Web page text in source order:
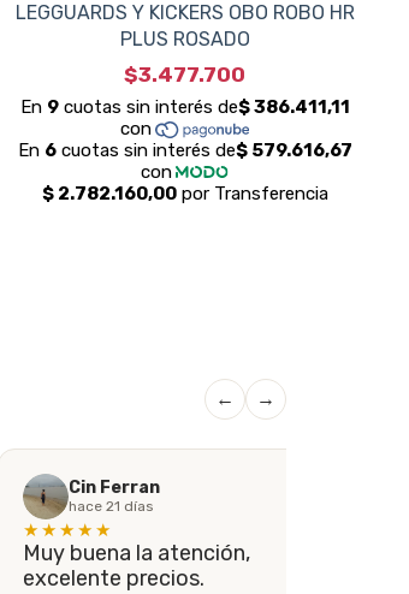
LEGGUARDS Y KICKERS OBO ROBO HR
PLUS ROSADO
$3.477.700
← →
Cin Ferran
hace 21 días
★★★★★
Muy buena la atención,
excelente precios.